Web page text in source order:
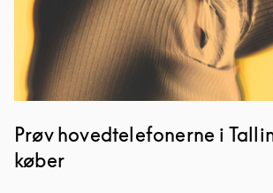
Prøv hovedtelefonerne i
køber